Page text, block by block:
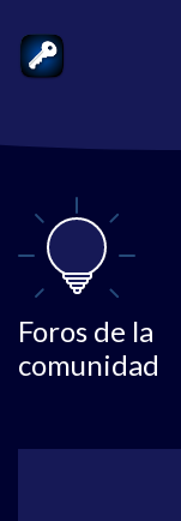
Foros de la
comunidad